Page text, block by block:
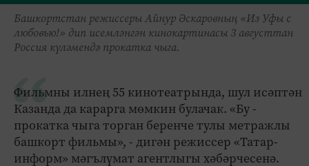
Башкортстан режиссеры Айнур Әскаровның «Из Уфы с
любовью!» дип исемләнгән кинокартинасы ­3 августтан
Россия күләмендә прокатка чыга.
Фильмны илнең 55 кинотеатрында, шул исәптән
Казанда да карарга мөмкин булачак. «Бу -
прокатка чыга торган беренче тулы метражлы
башкорт фильмы», - дигән режиссер «Татар-
информ» мәгъ­лүмат агентлыгы хәбәрчесенә.